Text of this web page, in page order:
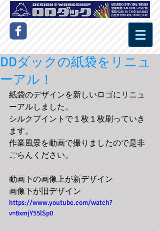
DDダックの紙袋をリニュ
ーアル！
紙袋のデザインを新しいロゴにリニュ
ーアルしました。
シルクプイントで１枚１枚刷っていき
ます。
作業風景を動画で撮りましたので是非
ごらんください。
動画下の画像上が新デザイン
画像下が旧デザイン
https://www.youtube.com/watch?
v=8xmjY55lSp0